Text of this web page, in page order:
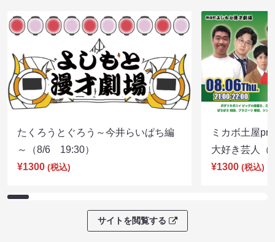
たくろうとぐろう～今井らいぱち編
～（8/6 19:30）
¥1300 (税込)
ミカボ土屋
大好き芸人
¥1300 (税込)
サイトを閲覧する